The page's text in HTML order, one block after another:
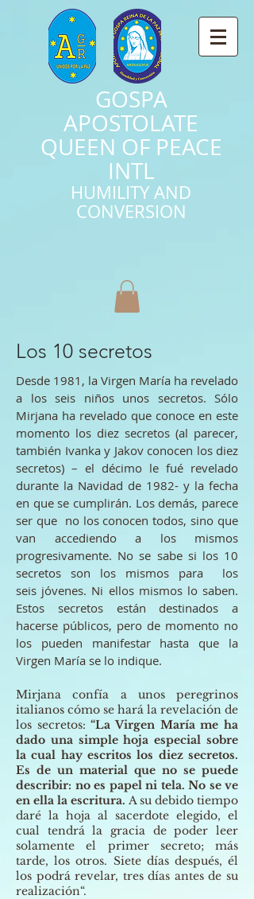
GOSPA
APOSTOLATE
QUEEN OF PEACE
INTL
HUMILITY AND
CONVERSION
Los 10 secretos
Desde 1981, la Virgen María ha revelado
a los seis niños unos secretos. Sólo
Mirjana ha revelado que conoce en este
momento los diez secretos (al parecer,
también Ivanka y Jakov conocen los diez
secretos) – el décimo le fué revelado
durante la Navidad de 1982- y la fecha
en que se cumplirán. Los demás, parece
ser que no los conocen todos, sino que
van accediendo a los mismos
progresivamente. No se sabe si los 10
secretos son los mismos para los
seis jóvenes. Ni ellos mismos lo saben.
Estos secretos están destinados a
hacerse públicos, pero de momento no
los pueden manifestar hasta que la
Virgen María se lo indique.
Mirjana confía a unos peregrinos
italianos cómo se hará la revelación de
los secretos: “La Virgen María me ha
dado una simple hoja especial sobre
la cual hay escritos los diez secretos.
Es de un material que no se puede
describir: no es papel ni tela. No se ve
en ella la escritura. A su debido tiempo
daré la hoja al sacerdote elegido, el
cual tendrá la gracia de poder leer
solamente el primer secreto; más
tarde, los otros. Siete días después, él
los podrá revelar, tres días antes de su
realización“.